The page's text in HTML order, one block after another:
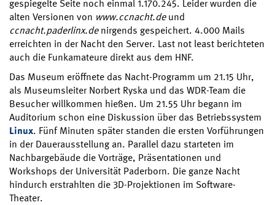
gespiegelte Seite noch einmal 1.170.245. Leider wurden die
alten Versionen von www.ccnacht.deund
ccnacht.paderlinx.denirgends gespeichert. 4.000 Mails
erreichten in der Nacht den Server. Last not least berichteten
auch die Funkamateure direkt aus dem HNF.
Das Museum eröffnete das Nacht-Programm um 21.15 Uhr,
als Museumsleiter Norbert Ryska und das WDR-Team die
Besucher willkommen hießen. Um 21.55 Uhr begann im
Auditorium schon eine Diskussion über das Betriebssystem
Linux. Fünf Minuten später standen die ersten Vorführungen
in der Dauerausstellung an. Parallel dazu starteten im
Nachbargebäude die Vorträge, Präsentationen und
Workshops der Universität Paderborn. Die ganze Nacht
hindurch erstrahlten die 3D-Projektionen im Software-
Theater.